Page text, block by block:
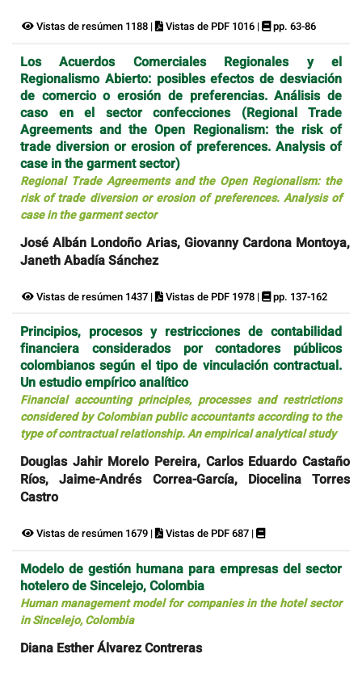
Vistas de resúmen 1188 | Vistas de PDF 1016 | pp. 63-86
Los Acuerdos Comerciales Regionales y el
Regionalismo Abierto: posibles efectos de desviación
de comercio o erosión de preferencias. Análisis de
caso en el sector confecciones (Regional Trade
Agreements and the Open Regionalism: the risk of
trade diversion or erosion of preferences. Analysis of
case in the garment sector)
Regional Trade Agreements and the Open Regionalism: the
risk of trade diversion or erosion of preferences. Analysis of
case in the garment sector
José Albán Londoño Arias, Giovanny Cardona Montoya,
Janeth Abadía Sánchez
Vistas de resúmen 1437 | Vistas de PDF 1978 | pp. 137-162
Principios, procesos y restricciones de contabilidad
financiera considerados por contadores públicos
colombianos según el tipo de vinculación contractual.
Un estudio empírico analítico
Financial accounting principles, processes and restrictions
considered by Colombian public accountants according to the
type of contractual relationship. An empirical analytical study
Douglas Jahir Morelo Pereira, Carlos Eduardo Castaño
Ríos, Jaime-Andrés Correa-García, Diocelina Torres
Castro
Vistas de resúmen 1679 | Vistas de PDF 687 |
Modelo de gestión humana para empresas del sector
hotelero de Sincelejo, Colombia
Human management model for companies in the hotel sector
in Sincelejo, Colombia
Diana Esther Álvarez Contreras